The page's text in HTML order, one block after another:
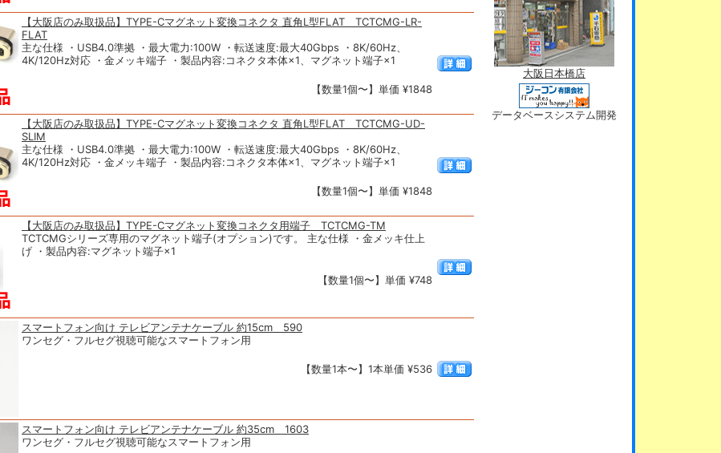
【大阪店のみ取扱品】TYPE-Cマグネット変換コネクタ 直角L型FLAT TCTCMG-LR-
FLAT
主な仕様 ・USB4.0準拠 ・最大電力:100W ・転送速度:最大40Gbps ・8K/60Hz、
4K/120Hz対応 ・金メッキ端子 ・製品内容:コネクタ本体×1、マグネット端子×1
【数量1個〜】単価 ¥1848
【大阪店のみ取扱品】TYPE-Cマグネット変換コネクタ 直角L型FLAT TCTCMG-UD-
SLIM
主な仕様 ・USB4.0準拠 ・最大電力:100W ・転送速度:最大40Gbps ・8K/60Hz、
4K/120Hz対応 ・金メッキ端子 ・製品内容:コネクタ本体×1、マグネット端子×1
【数量1個〜】単価 ¥1848
【大阪店のみ取扱品】TYPE-Cマグネット変換コネクタ用端子 TCTCMG-TM
TCTCMGシリーズ専用のマグネット端子(オプション)です。 主な仕様 ・金メッキ仕上
げ ・製品内容:マグネット端子×1
【数量1個〜】単価 ¥748
スマートフォン向け テレビアンテナケーブル 約15cm 590
ワンセグ・フルセグ視聴可能なスマートフォン用
【数量1本〜】1本単価 ¥536
スマートフォン向け テレビアンテナケーブル 約35cm 1603
ワンセグ・フルセグ視聴可能なスマートフォン用
大阪日本橋店
データベースシステム開発